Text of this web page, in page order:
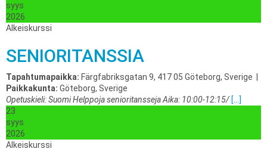
syys
2026
Alkeiskurssi
SENIORITANSSIA
Tapahtumapaikka: Färgfabriksgatan 9, 417 05 Göteborg, Sverige
Paikkakunta: Göteborg, Sverige
Opetuskieli: Suomi Helppoja senioritansseja Aika: 10:00-12:15/ [...]
23
syys
2026
Alkeiskurssi